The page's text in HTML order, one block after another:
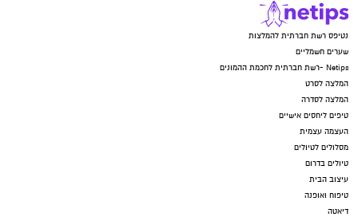
נטיפס רשת חברתית להמלצות
שערים חשמליים
Netips -רשת חברתית לחכמת ההמונים
המלצה לסרט
המלצה לסדרה
טיפים ליחסים אישיים
העצמה עצמית
מסלולים לטיולים
טיולים בדרום
עיצוב הבית
טיפוח ואופנה
דיאטה